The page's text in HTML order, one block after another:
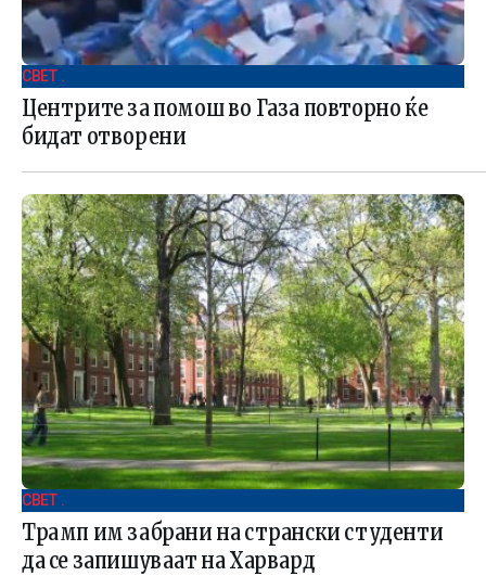
СВЕТ .
Центрите за помош во Газа повторно ќе
бидат отворени
СВЕТ .
Трамп им забрани на странски студенти
да се запишуваат на Харвард